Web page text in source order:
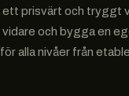
prisvärt och tryggt
och bygga en
alla nivåer från